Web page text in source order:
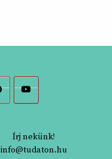
Írj nekünk!
info@tudaton.hu